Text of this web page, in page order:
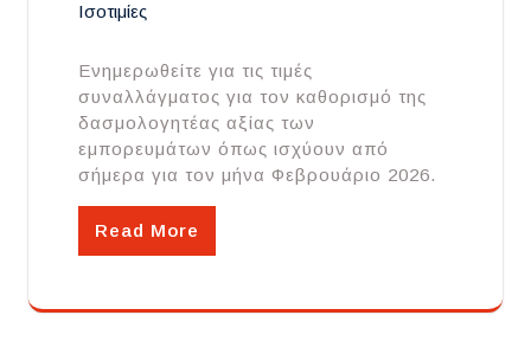
Ισοτιμίες
Ενημερωθείτε για τις τιμές
συναλλάγματος για τον καθορισμό της
δασμολογητέας αξίας των
εμπορευμάτων όπως ισχύουν από
σήμερα για τον μήνα Φεβρουάριο 2026.
Read More